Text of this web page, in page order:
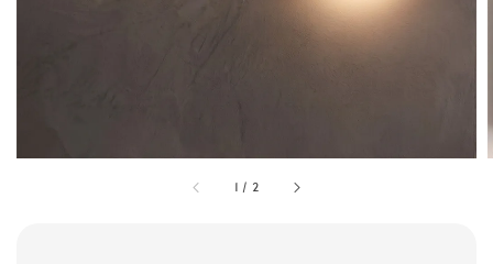
1 / 2